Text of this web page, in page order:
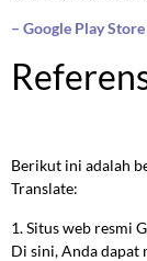
– Google Play Store
Berikut ini adalah
Translate:
1. Situs web resmi
Di sini, Anda dapat